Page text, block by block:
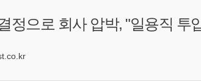
정으로 회사 압박, "일용직 투